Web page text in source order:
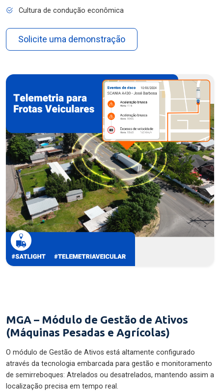
Cultura de condução econômica
Solicite uma demonstração
MGA – Módulo de Gestão de Ativos
(Máquinas Pesadas e Agrícolas)
O módulo de Gestão de Ativos está altamente configurado
através da tecnologia embarcada para gestão e monitoramento
de semirreboques: Atrelados ou desatrelados, mantendo assim a
localização precisa em tempo real.